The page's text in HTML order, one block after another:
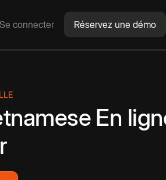
Se connecter Réservez une démo
En